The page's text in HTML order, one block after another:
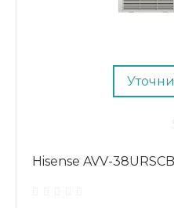
Hisense AVV-38URSCB